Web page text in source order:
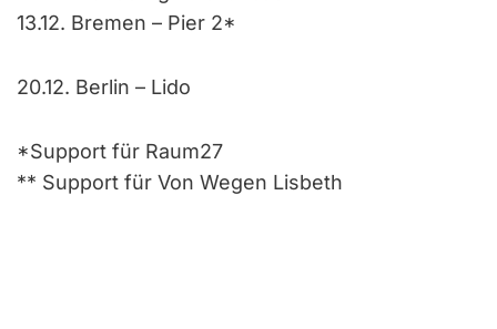
13.12. Bremen – Pier 2*
20.12. Berlin – Lido
*Support für Raum27
** Support für Von Wegen Lisbeth